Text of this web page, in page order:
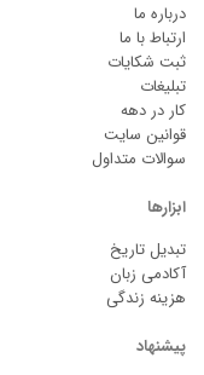
درباره ما
ارتباط با ما
ثبت شکایات
تبلیغات
کار در دهه
قوانین سایت
سوالات متداول
ابزارها
تبدیل تاریخ
آکادمی زبان
هزینه زندگی
پیشنهاد